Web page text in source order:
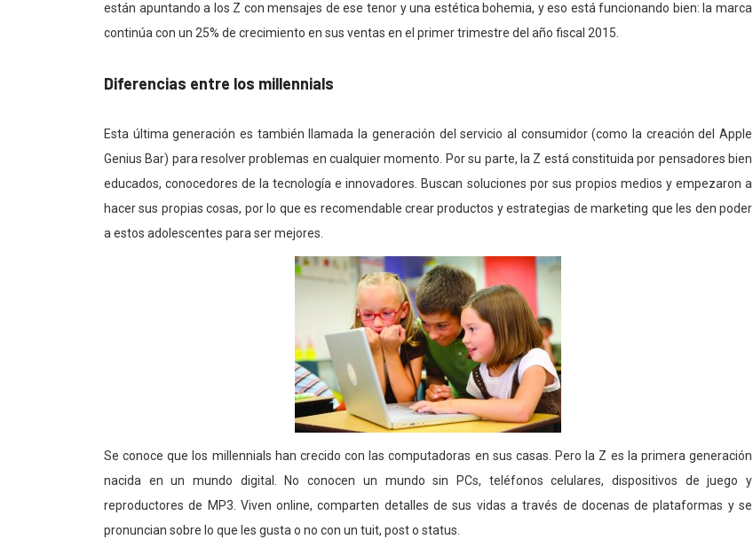
están apuntando a los Z con mensajes de ese tenor y una estética bohemia, y eso está funcionando bien: la marca
continúa con un 25% de crecimiento en sus ventas en el primer trimestre del año fiscal 2015.
Diferencias entre los millennials
Esta última generación es también llamada la generación del servicio al consumidor (como la creación del Apple
Genius Bar) para resolver problemas en cualquier momento. Por su parte, la Z está constituida por pensadores bien
educados, conocedores de la tecnología e innovadores. Buscan soluciones por sus propios medios y empezaron a
hacer sus propias cosas, por lo que es recomendable crear productos y estrategias de marketing que les den poder
a estos adolescentes para ser mejores.
Se conoce que los millennials han crecido con las computadoras en sus casas. Pero la Z es la primera generación
nacida en un mundo digital. No conocen un mundo sin PCs, teléfonos celulares, dispositivos de juego y
reproductores de MP3. Viven online, comparten detalles de sus vidas a través de docenas de plataformas y se
pronuncian sobre lo que les gusta o no con un tuit, post o status.